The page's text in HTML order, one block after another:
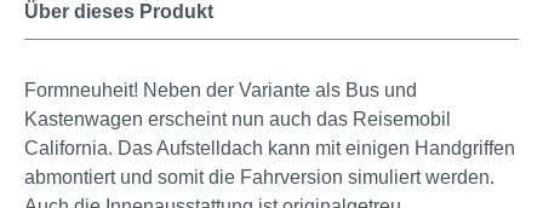
Über dieses Produkt
Formneuheit! Neben der Variante als Bus und
Kastenwagen erscheint nun auch das Reisemobil
California. Das Aufstelldach kann mit einigen Handgriffen
abmontiert und somit die Fahrversion simuliert werden.